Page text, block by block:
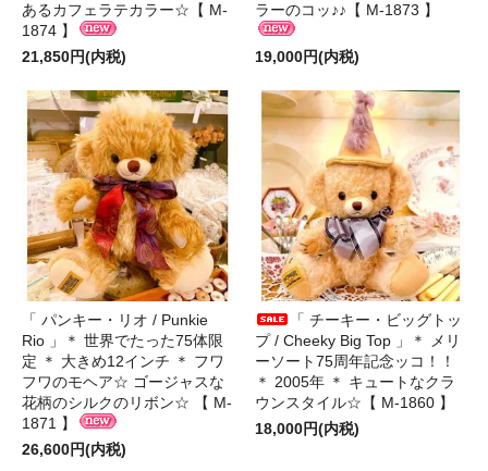
あるカフェラテカラー☆【 M-
1874 】
21,850円(内税)
ラーのコッ♪♪【 M-1873 】
19,000円(内税)
「 パンキー・リオ / Punkie
Rio 」＊ 世界でたった75体限
定 ＊ 大きめ12インチ ＊ フワ
フワのモヘア☆ ゴージャスな
花柄のシルクのリボン☆ 【 M-
1871 】
26,600円(内税)
「 チーキー・ビッグトッ
プ / Cheeky Big Top 」＊ メリ
ーソート75周年記念ッコ！！
＊ 2005年 ＊ キュートなクラ
ウンスタイル☆【 M-1860 】
18,000円(内税)